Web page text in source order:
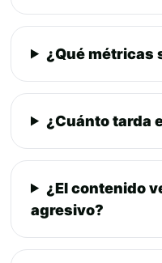
¿Qué métricas
¿Cuánto tarda
¿El contenido
agresivo?